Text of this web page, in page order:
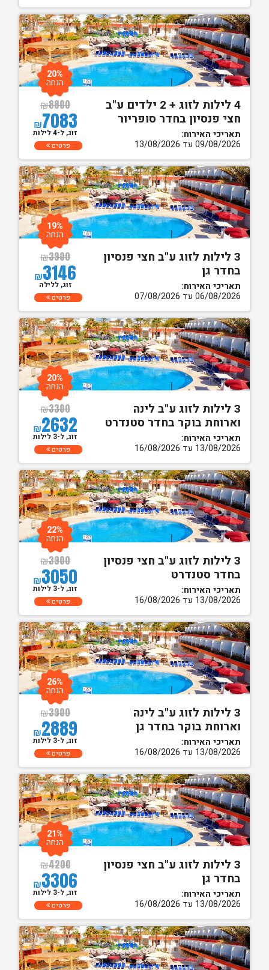
4 לילות לזוג + 2 ילדים ע"ב
חצי פנסיון בחדר סופריור
תאריכי האירוח:
09/08/2026 עד 13/08/2026
₪8800
₪7083
20%
הנחה
זוג, ל-4 לילות
פרטים
3 לילות לזוג ע"ב חצי פנסיון
בחדר גן
תאריכי האירוח:
06/08/2026 עד 07/08/2026
₪3900
₪3146
19%
הנחה
זוג, ללילה
פרטים
3 לילות לזוג ע"ב לינה
וארוחת בוקר בחדר סטנדרט
תאריכי האירוח:
13/08/2026 עד 16/08/2026
₪3300
₪2632
20%
הנחה
זוג, ל-3 לילות
פרטים
3 לילות לזוג ע"ב חצי פנסיון
בחדר סטנדרט
תאריכי האירוח:
13/08/2026 עד 16/08/2026
₪3900
₪3050
22%
הנחה
זוג, ל-3 לילות
פרטים
3 לילות לזוג ע"ב לינה
וארוחת בוקר בחדר גן
תאריכי האירוח:
13/08/2026 עד 16/08/2026
₪3900
₪2889
26%
הנחה
זוג, ל-3 לילות
פרטים
3 לילות לזוג ע"ב חצי פנסיון
בחדר גן
תאריכי האירוח:
13/08/2026 עד 16/08/2026
₪4200
₪3306
21%
הנחה
זוג, ל-3 לילות
פרטים